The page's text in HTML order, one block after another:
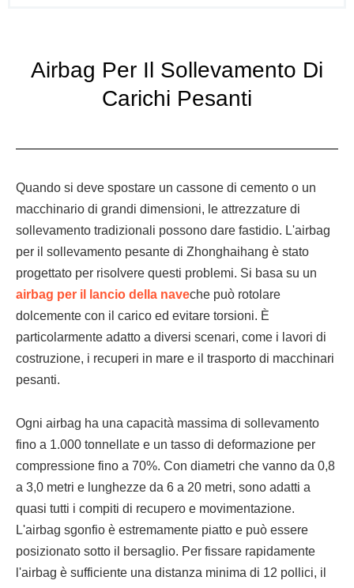
Airbag Per Il Sollevamento Di
Carichi Pesanti
Quando si deve spostare un cassone di cemento o un
macchinario di grandi dimensioni, le attrezzature di
sollevamento tradizionali possono dare fastidio. L'airbag
per il sollevamento pesante di Zhonghaihang è stato
progettato per risolvere questi problemi. Si basa su un
airbag per il lancio della naveche può rotolare
dolcemente con il carico ed evitare torsioni. È
particolarmente adatto a diversi scenari, come i lavori di
costruzione, i recuperi in mare e il trasporto di macchinari
pesanti.
Ogni airbag ha una capacità massima di sollevamento
fino a 1.000 tonnellate e un tasso di deformazione per
compressione fino a 70%. Con diametri che vanno da 0,8
a 3,0 metri e lunghezze da 6 a 20 metri, sono adatti a
quasi tutti i compiti di recupero e movimentazione.
L'airbag sgonfio è estremamente piatto e può essere
posizionato sotto il bersaglio. Per fissare rapidamente
l'airbag è sufficiente una distanza minima di 12 pollici, il